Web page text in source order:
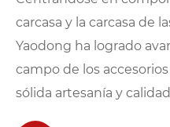
carcasa y la carcasa de
Yaodong ha logrado
campo de los
sólida artesanía y